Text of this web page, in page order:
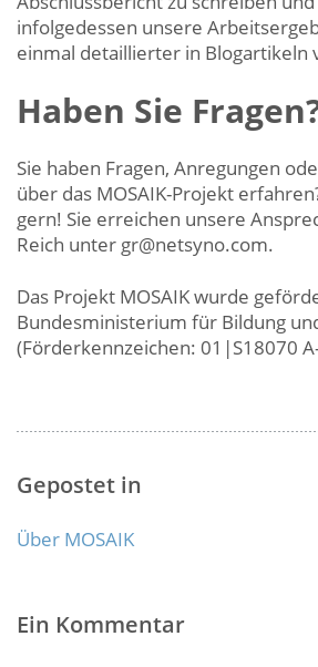
infolgedessen unsere
einmal detaillierter in Blogartikeln
Haben Sie
Sie haben Fragen, Anregungen
über das MOSAIK-Projekt
gern! Sie erreichen unsere
Reich unter gr@netsyno.com.
Das Projekt MOSAIK wurde
Bundesministerium für Bildung
(Förderkennzeichen: 01|S18070
Gepostet in
Über MOSAIK
Ein Kommentar